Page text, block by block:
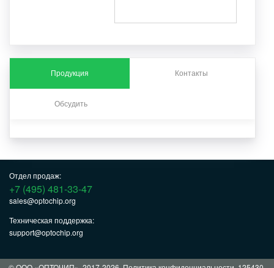
Продукция Контакты
Обсудить
Отдел продаж:
+7 (495) 481-33-47
sales@optochip.org
Техническая поддержка:
support@optochip.org